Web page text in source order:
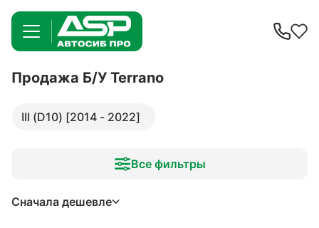
Продажа Б/У Terrano
III (D10) [2014 - 2022]
Все фильтры
Сначала дешевле